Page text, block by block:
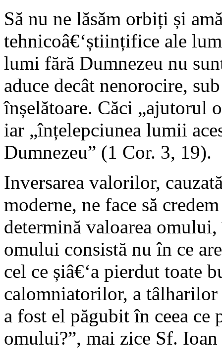
Să nu ne lăsăm orbiți și
tehnicoâ€‘științifice ale
lumi fără Dumnezeu nu
aduce decât nenorocire,
înșelătoare. Căci „ajutorul
iar „înțelepciunea lumii
Dumnezeu” (1 Cor. 3, 19).
Inversarea valorilor,
moderne, ne face să
determină valoarea
omului consistă nu în ce
cel ce șiâ€‘a pierdut toate
calomniatorilor, a
a fost el păgubit în ceea ce
omului?”, mai zice Sf.